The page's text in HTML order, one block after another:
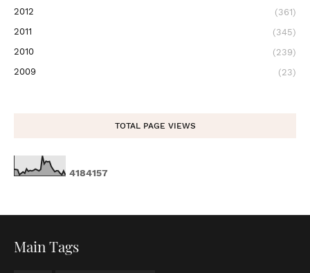
2012
(361)
2011
(345)
2010
(239)
2009
(23)
TOTAL PAGE VIEWS
4184157
Main Tags